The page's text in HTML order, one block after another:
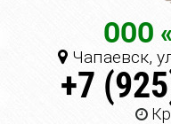
ООО
Чапаевск,
+7